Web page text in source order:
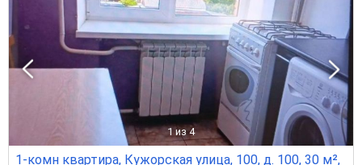
1 из 4
1-комн квартира, Кужорская улица, 100, д. 100, 30 м²,